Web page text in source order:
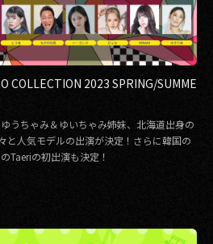
COLLECTION 2023 SPRING/SUMME
うちゃみ＆ゆいちゃみ姉妹、北海道出身の
と人気モデルの出演が決定！さらに韓国の
Taeriの初出演も決定！